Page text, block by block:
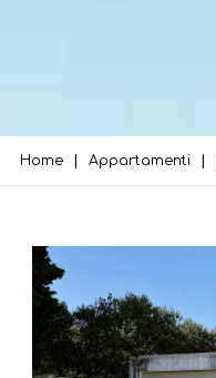
Home Appartamenti